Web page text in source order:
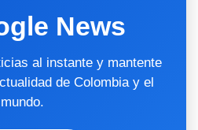
News
al instante y mantente
de Colombia y el
mundo.